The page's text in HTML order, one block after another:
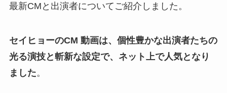
最新CMと出演者についてご紹介しました。
セイヒョーのCM 動画は、個性豊かな出演者たちの
光る演技と斬新な設定で、ネット上で人気となり
ました。